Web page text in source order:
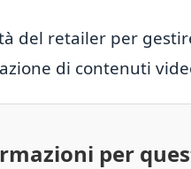
del retailer per
di contenuti
per